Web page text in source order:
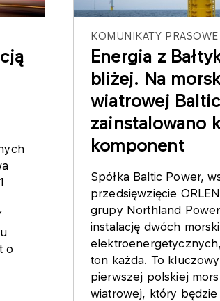
o
KOMUNIKATY PRASOWE
Energia z
bliżej. Na
wiatrowej
zainstalowano
komponent
Spółka Baltic Power,
przedsięwzięcie
grupy Northland
instalację dwóch
ton każda. To
pierwszej polskiej
wiatrowej, który będzie